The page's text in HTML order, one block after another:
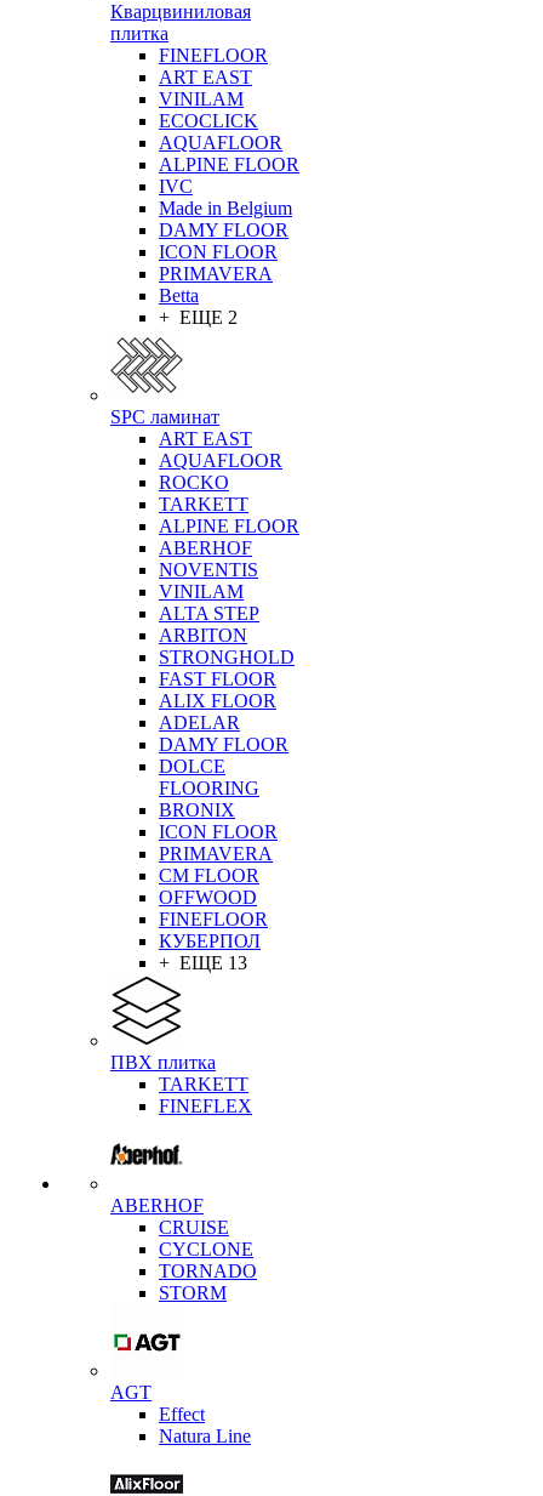
Кварцвиниловая
плитка
FINEFLOOR
ART EAST
VINILAM
ECOCLICK
AQUAFLOOR
ALPINE FLOOR
IVC
Made in Belgium
DAMY FLOOR
ICON FLOOR
PRIMAVERA
Betta
+ ЕЩЕ 2
SPC ламинат
ART EAST
AQUAFLOOR
ROCKO
TARKETT
ALPINE FLOOR
ABERHOF
NOVENTIS
VINILAM
ALTA STEP
ARBITON
STRONGHOLD
FAST FLOOR
ALIX FLOOR
ADELAR
DAMY FLOOR
DOLCE
FLOORING
BRONIX
ICON FLOOR
PRIMAVERA
CM FLOOR
OFFWOOD
FINEFLOOR
КУБЕРПОЛ
+ ЕЩЕ 13
ПВХ плитка
TARKETT
FINEFLEX
ABERHOF
CRUISE
CYCLONE
TORNADO
STORM
AGT
Effect
Natura Line